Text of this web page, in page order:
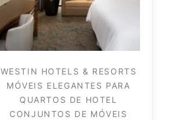
WESTIN HOTELS & RESORTS
MÓVEIS ELEGANTES PARA
QUARTOS DE HOTEL
CONJUNTOS DE MÓVEIS